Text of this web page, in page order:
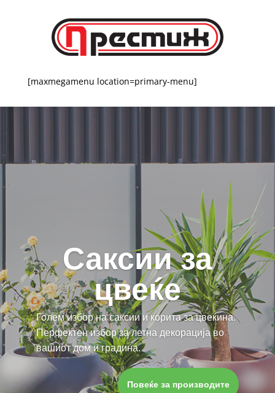
[maxmegamenu location=primary-menu]
Саксии за
цвеќе
Голем избор на саксии и корита за цвеќина.
Перфектен избор за летна декорација во
вашиот дом и градина.
Повеќе за производите